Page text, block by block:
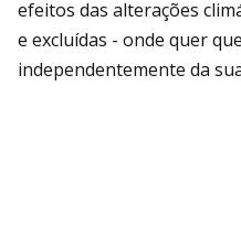
efeitos das alterações
e excluídas - onde quer
independentemente da